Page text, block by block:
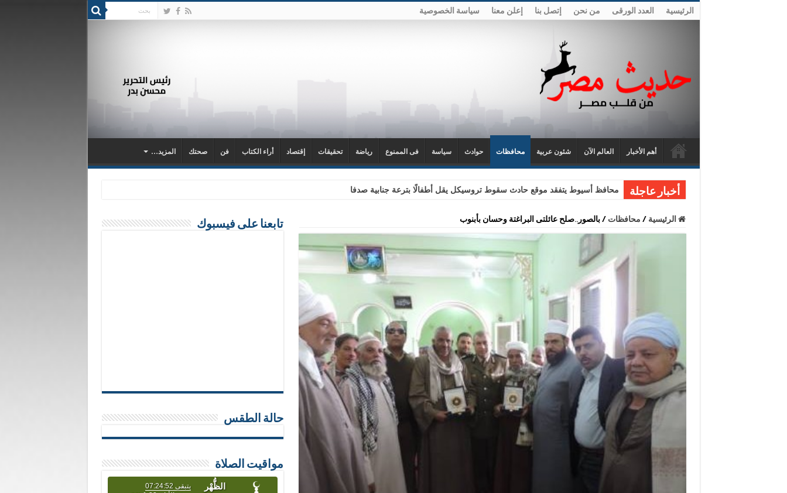
الرئيسية العدد الورقى من نحن إتصل بنا إعلن معنا سياسة الخصوصية
أهم الأخبار العالم الآن شئون عربية محافظات حوادث سياسة فى الممنوع رياضة تحقيقات إقتصاد أراء الكتاب فن صحتك المزيد…
أخبار عاجلة محافظ أسيوط يتفقد موقع حادث سقوط تروسيكل يقل أطفالًا بترعة جنابية صدفا
الرئيسية / محافظات /بالصور..صلح عائلتى البراغتة وحسان بأبنوب تابعنا على فيسبوك
حالة الطقس
مواقيت الصلاة